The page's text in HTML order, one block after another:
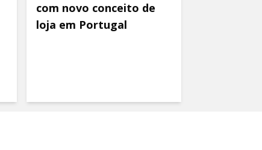
com novo conceito de
loja em Portugal